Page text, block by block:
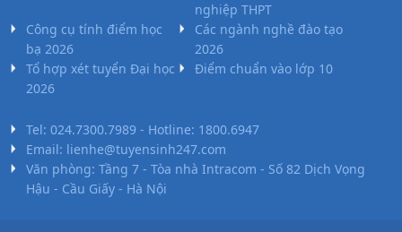
nghiệp THPT
Công cụ tính điểm học
bạ 2026
Các ngành nghề đào tạo
2026
Tổ hợp xét tuyển Đại học
2026
Điểm chuẩn vào lớp 10
Tel: 024.7300.7989 - Hotline: 1800.6947
Email: lienhe@tuyensinh247.com
Văn phòng: Tầng 7 - Tòa nhà Intracom - Số 82 Dịch Vọng
Hậu - Cầu Giấy - Hà Nội